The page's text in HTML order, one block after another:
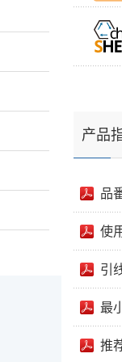
产品
品
使
引
最
推